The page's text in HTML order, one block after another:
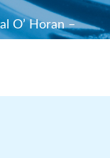
O’ Horan –